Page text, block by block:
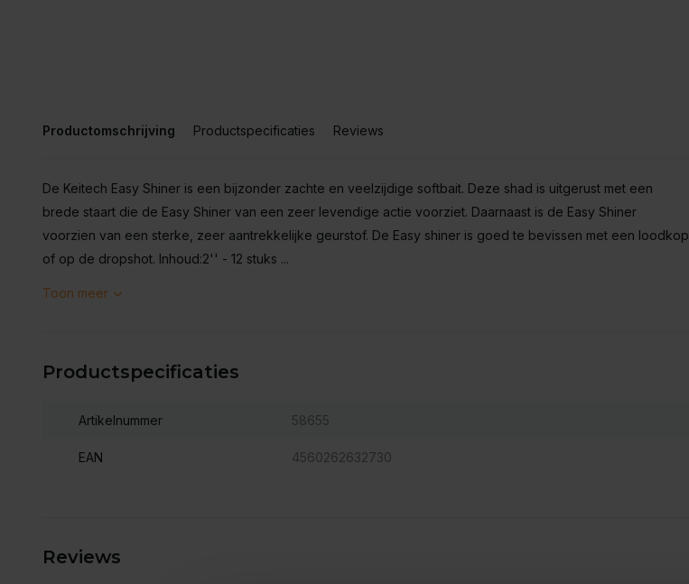
Productomschrijving Productspecificaties Reviews
De Keitech Easy Shiner is een bijzonder zachte en veelzijdige softbait. Deze shad is uitgerust met een
brede staart die de Easy Shiner van een zeer levendige actie voorziet. Daarnaast is de Easy Shiner
voorzien van een sterke, zeer aantrekkelijke geurstof. De Easy shiner is goed te bevissen met een loodkop
of op de dropshot. Inhoud:2'' - 12 stuks ...
Toon meer
Productspecificaties
Artikelnummer 58655
EAN 4560262632730
Reviews